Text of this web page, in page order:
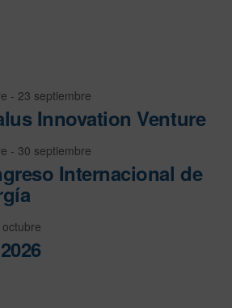
- 23 septiembre
Innovation Venture
- 30 septiembre
Internacional de
octubre